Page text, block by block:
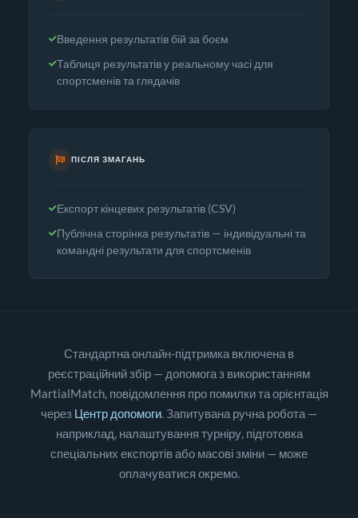
Введення результатів бій за боєм
Таблиця результатів у реальному часі для
спортсменів та глядачів
ПІСЛЯ ЗМАГАНЬ
Експорт кінцевих результатів (CSV)
Публічна сторінка результатів — індивідуальні та
командні результати для спортсменів
Стандартна онлайн-підтримка включена в
реєстраційний збір — допомога з використанням
MartialMatch, повідомлення про помилки та орієнтація
через Центр допомоги. Запитувана ручна робота —
наприклад, налаштування турніру, підготовка
спеціальних експортів або масові зміни — може
оплачуватися окремо.